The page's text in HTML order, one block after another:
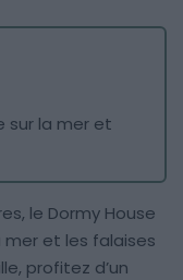
sur la mer et
le Dormy House
et les falaises
profitez d’un